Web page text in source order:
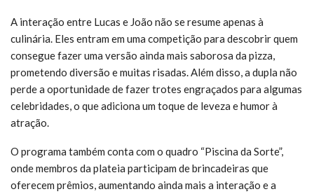
A interação entre Lucas e João não se resume apenas à
culinária. Eles entram em uma competição para descobrir quem
consegue fazer uma versão ainda mais saborosa da pizza,
prometendo diversão e muitas risadas. Além disso, a dupla não
perde a oportunidade de fazer trotes engraçados para algumas
celebridades, o que adiciona um toque de leveza e humor à
atração.
O programa também conta com o quadro “Piscina da Sorte”,
onde membros da plateia participam de brincadeiras que
oferecem prêmios, aumentando ainda mais a interação e a